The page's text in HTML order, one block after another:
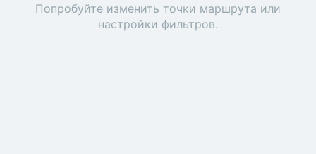
Попробуйте изменить точки маршрута или
настройки фильтров.